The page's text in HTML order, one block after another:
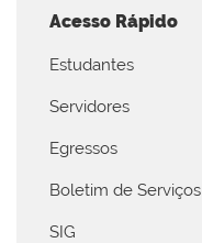
Acesso Rápido
Estudantes
Servidores
Egressos
Boletim de Serviços
SIG